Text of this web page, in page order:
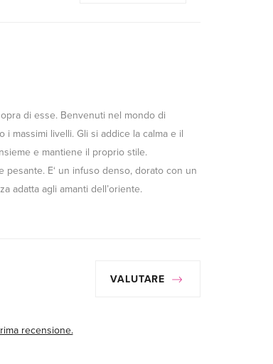
di esse. Benvenuti nel mondo di
massimi livelli. Gli si addice la calma e il
e mantiene il proprio stile.
E‘ un infuso denso, dorato con un
adatta agli amanti dell’oriente.
VALUTARE
recensione.